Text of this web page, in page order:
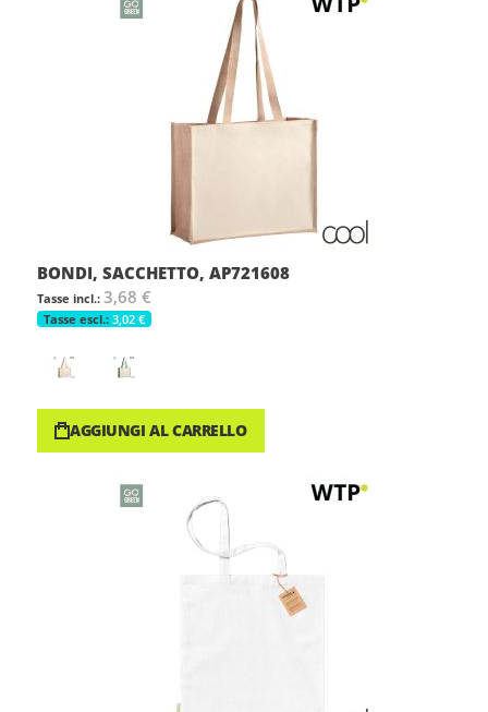
BONDI, SACCHETTO, AP721608
3,68 €
3,02 €
AGGIUNGI AL CARRELLO